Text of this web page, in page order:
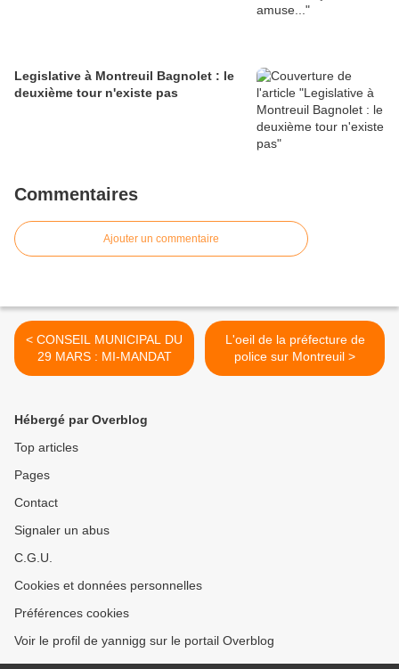
Legislative à Montreuil Bagnolet : le
deuxième tour n'existe pas
Commentaires
Ajouter un commentaire
< CONSEIL MUNICIPAL DU
29 MARS : MI-MANDAT
L'oeil de la préfecture de
police sur Montreuil >
Hébergé par Overblog
Top articles
Pages
Contact
Signaler un abus
C.G.U.
Cookies et données personnelles
Préférences cookies
Voir le profil de yannigg sur le portail Overblog